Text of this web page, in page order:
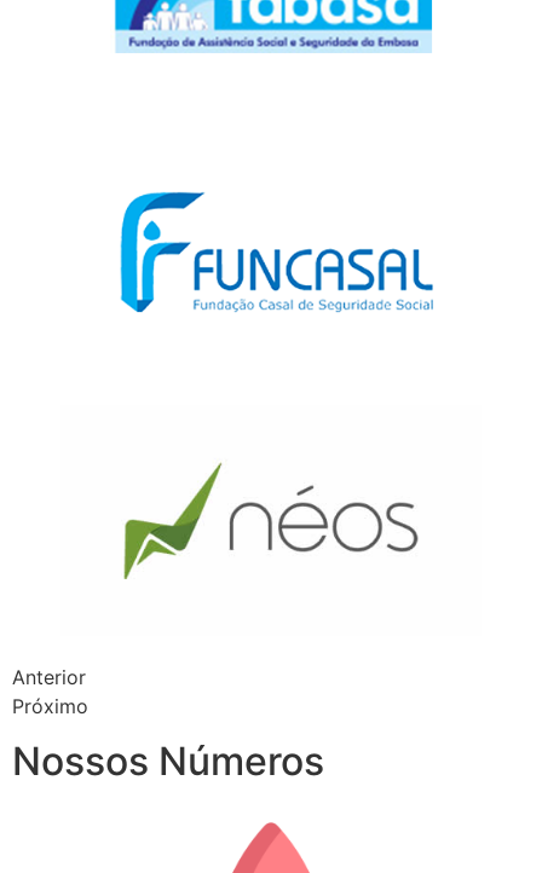
Anterior
Próximo
Nossos Números